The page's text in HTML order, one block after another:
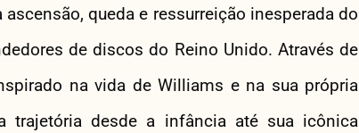
queda e ressurreição inesperada do
de discos do Reino Unido. Através de
na vida de Williams e na sua própria
trajetória desde a infância até sua icônica